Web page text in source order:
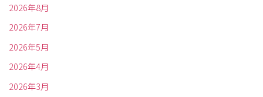
2026年8月
2026年7月
2026年5月
2026年4月
2026年3月